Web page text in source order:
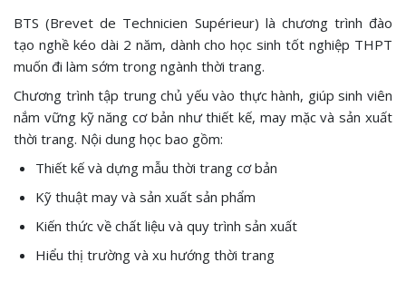
BTS (Brevet de Technicien Supérieur) là chương trình đào
tạo nghề kéo dài 2 năm, dành cho học sinh tốt nghiệp THPT
muốn đi làm sớm trong ngành thời trang.
Chương trình tập trung chủ yếu vào thực hành, giúp sinh viên
nắm vững kỹ năng cơ bản như thiết kế, may mặc và sản xuất
thời trang. Nội dung học bao gồm:
Thiết kế và dựng mẫu thời trang cơ bản
Kỹ thuật may và sản xuất sản phẩm
Kiến thức về chất liệu và quy trình sản xuất
Hiểu thị trường và xu hướng thời trang